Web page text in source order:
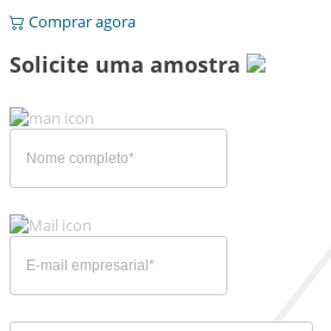
Comprar agora
Solicite uma amostra